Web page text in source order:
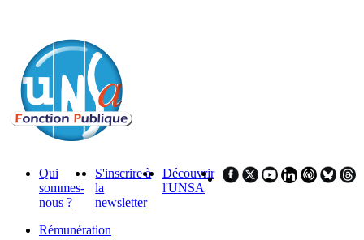
Qui
sommes-
nous ?
S'inscrire à
la
newsletter
Découvrir
l'UNSA
Rémunération